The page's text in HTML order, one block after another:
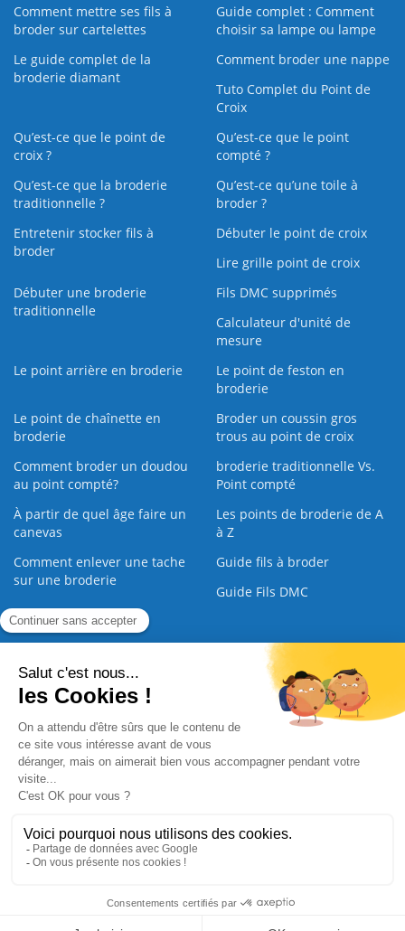
Comment mettre ses fils à
broder sur cartelettes
Guide complet : Comment
choisir sa lampe ou lampe
Le guide complet de la
broderie diamant
Comment broder une nappe
Tuto Complet du Point de
Croix
Qu’est-ce que le point de
croix ?
Qu’est-ce que le point
compté ?
Qu’est-ce que la broderie
traditionnelle ?
Qu’est‑ce qu’une toile à
broder ?
Entretenir stocker fils à
broder
Débuter le point de croix
Lire grille point de croix
Débuter une broderie
traditionnelle
Fils DMC supprimés
Calculateur d'unité de
mesure
Le point arrière en broderie
Le point de feston en
broderie
Le point de chaînette en
broderie
Broder un coussin gros
trous au point de croix
Comment broder un doudou
au point compté?
broderie traditionnelle Vs.
Point compté
À partir de quel âge faire un
canevas
Les points de broderie de A
à Z
Comment enlever une tache
sur une broderie
Guide fils à broder
Guide Fils DMC
Guide de la Broderie
Commande Papier Qui sommes nous Nous contacter |
Paiement sécurisé
2008 - 2026 © CreaMagic. ALL Rights Reserved.